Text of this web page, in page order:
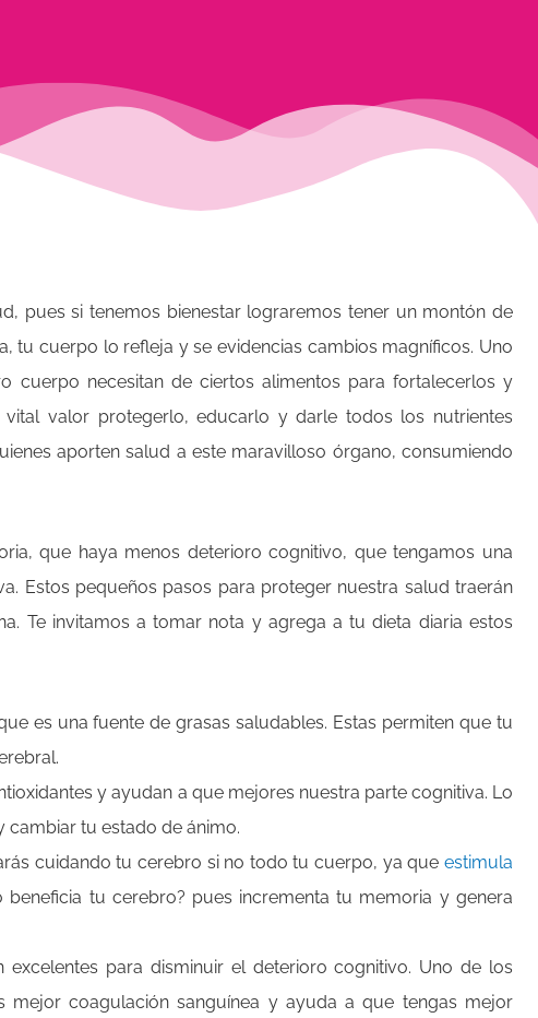
pues si tenemos bienestar lograremos tener un montón de
tu cuerpo lo refleja y se evidencias cambios magníficos. Uno
necesitan de ciertos alimentos para fortalecerlos y
valor protegerlo, educarlo y darle todos los nutrientes
aporten salud a este maravilloso órgano, consumiendo
que haya menos deterioro cognitivo, que tengamos una
Estos pequeños pasos para proteger nuestra salud traerán
Te invitamos a tomar nota y agrega a tu dieta diaria estos
es una fuente de grasas saludables. Estas permiten que tu
y ayudan a que mejores nuestra parte cognitiva. Lo
cambiar tu estado de ánimo.
cuidando tu cerebro si no todo tu cuerpo, ya que estimula
tu cerebro? pues incrementa tu memoria y genera
para disminuir el deterioro cognitivo. Uno de los
coagulación sanguínea y ayuda a que tengas mejor